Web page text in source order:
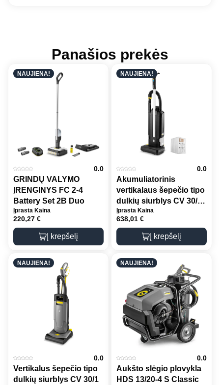
Panašios prekės
NAUJIENA!
0.0
GRINDŲ VALYMO
ĮRENGINYS FC 2-4
Battery Set 2B Duo
Įprasta Kaina
220,27 €
Į krepšelį
NAUJIENA!
0.0
Akumuliatorinis
vertikalaus šepečio tipo
dulkių siurblys CV 30/2
Bp Anniversary Edition
Įprasta Kaina
638,01 €
Į krepšelį
NAUJIENA!
0.0
Vertikalus šepečio tipo
dulkių siurblys CV 30/1
NAUJIENA!
0.0
Aukšto slėgio plovykla
HDS 13/20-4 S Classic